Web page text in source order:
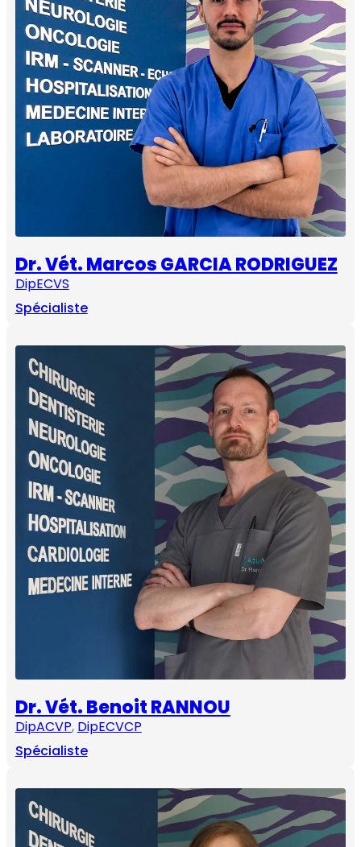
Dr. Vét. Marcos GARCIA RODRIGUEZ
DipECVS
Spécialiste
Dr. Vét. Benoit RANNOU
DipACVP, DipECVCP
Spécialiste